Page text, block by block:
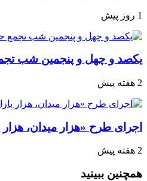
1 روز پیش
یکصد و چهل و پنجمین شب
2 هفته پیش
اجرای طرح «هزار میدان، هزار
2 هفته پیش
همچنین ببینید